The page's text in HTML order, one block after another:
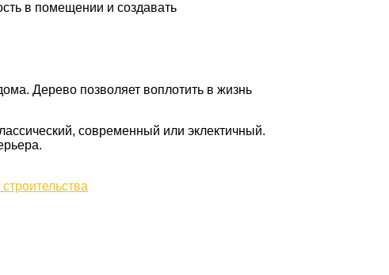
в помещении и создавать
Дерево позволяет воплотить в жизнь
современный или эклектичный.